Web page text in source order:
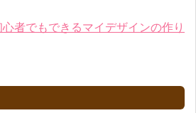
者でもできるマイデザインの作り